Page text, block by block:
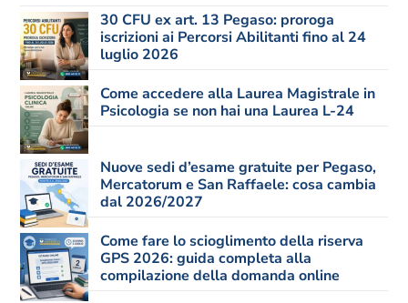
30 CFU ex art. 13 Pegaso: proroga
iscrizioni ai Percorsi Abilitanti fino al 24
luglio 2026
Come accedere alla Laurea Magistrale in
Psicologia se non hai una Laurea L-24
Nuove sedi d’esame gratuite per Pegaso,
Mercatorum e San Raffaele: cosa cambia
dal 2026/2027
Come fare lo scioglimento della riserva
GPS 2026: guida completa alla
compilazione della domanda online